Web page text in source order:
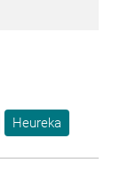
Heureka